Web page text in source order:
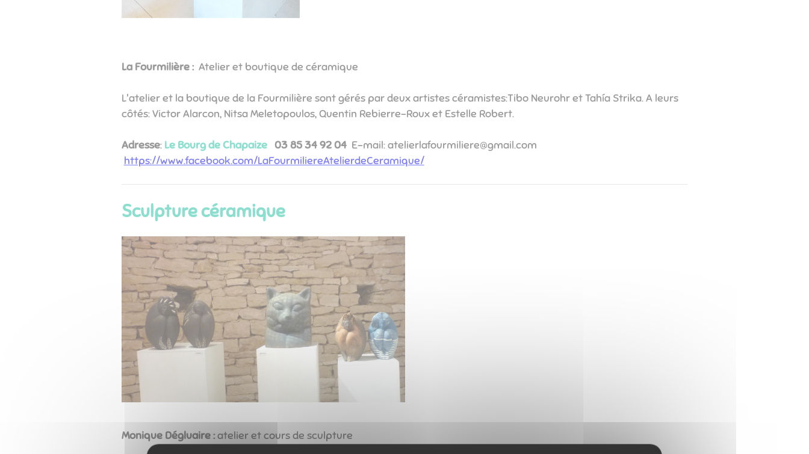
La Fourmilière : Atelier et boutique de céramique
L'atelier et la boutique de la Fourmilière sont gérés par deux artistes céramistes:Tibo Neurohr et Tahía Strika. A leurs
côtés: Victor Alarcon, Nitsa Meletopoulos, Quentin Rebierre-Roux et Estelle Robert.
Adresse: Le Bourg de Chapaize 03 85 34 92 04​​​​​​​ E-mail: atelierlafourmiliere@gmail.com
https://www.facebook.com/LaFourmiliereAtelierdeCeramique/
Sculpture céramique
Monique Dégluaire :atelier et cours de sculpture